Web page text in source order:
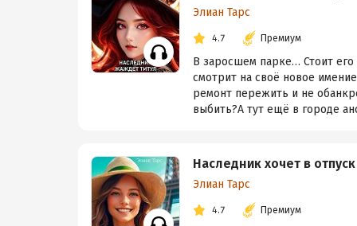
Элиан Тарс
4.7 Премиум
В заросшем парке… Стоит
смотрит на своё новое
ремонт пережить и не
выбить?А тут ещё в городе
Наследник хочет в отпуск
Элиан Тарс
4.7 Премиум